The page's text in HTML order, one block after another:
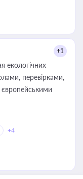
+1
екологічних
перевірками,
європейськими
+4